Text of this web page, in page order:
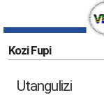
Kozi Fupi
Utangulizi